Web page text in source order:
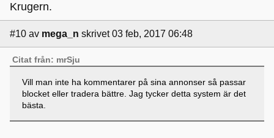
Krugern.
#10 av mega_n skrivet 03 feb, 2017 06:48
Citat från: mrSju
Vill man inte ha kommentarer på sina annonser så passar
blocket eller tradera bättre. Jag tycker detta system är det
bästa.